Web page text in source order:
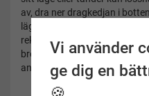
av, dra ner dragkedjan i
läge eller några tänder
reklamation. Hjälp varandra.
bröst och
andra tyget och skall
Vi använder
ge dig en